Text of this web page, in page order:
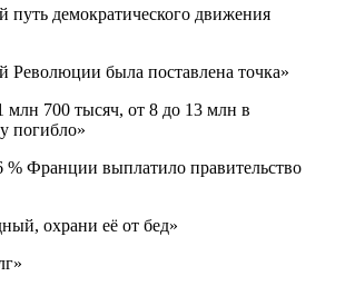
путь демократического движения
Революции была поставлена точка»
млн 700 тысяч, от 8 до 13 млн в
погибло»
% Франции выплатило правительство
охрани её от бед»